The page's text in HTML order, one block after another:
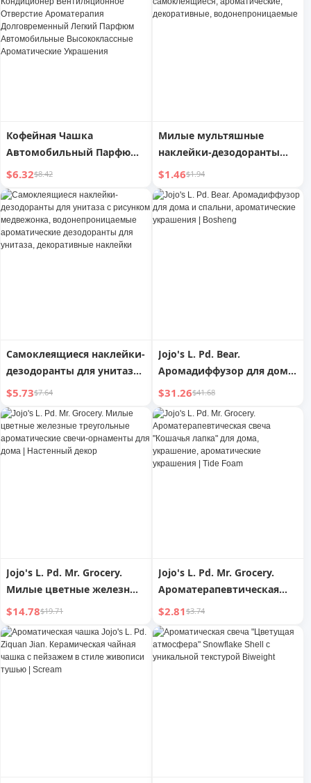
Кофейная Чашка
Автомобильный Парфюм
Автомобильный
Кондиционер
Вентиляционное
Отверстие Ароматерапия
Долговременный Легкий
Парфюм Автомобильные
$6.32$8.42
Милые мультяшные
наклейки-дезодоранты
для туалета,
самоклеящиеся,
ароматические,
декоративные,
$1.46$1.94
Самоклеящиеся наклейки-
дезодоранты для унитаза
с рисунком медвежонка,
водонепроницаемые
ароматические
дезодоранты для унитаза,
декоративные наклейки
$5.73$7.64
Jojo's L. Pd. Bear.
Аромадиффузор для дома
и спальни, ароматические
украшения | Bosheng
$31.26$41.68
Jojo's L. Pd. Mr. Grocery.
Милые цветные железные
треугольные
ароматические свечи-
орнаменты для дома |
Настенный декор
$14.78$19.71
Jojo's L. Pd. Mr. Grocery.
Ароматерапевтическая
свеча "Кошачья лапка"
для дома, украшение,
ароматические
украшения | Tide Foam
$2.81$3.74